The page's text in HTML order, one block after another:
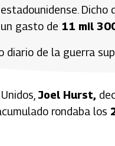
Dicho
gasto de 11 mil
diario de la guerra
Joel Hurst,
rondaba los